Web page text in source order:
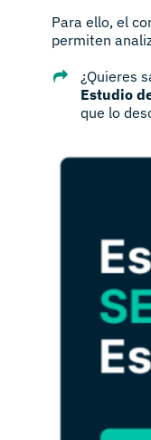
Para ello, el
permiten
¿Quieres
Estudio
que lo